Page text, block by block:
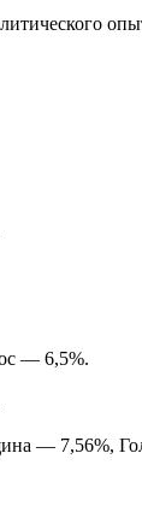
— 6,5%.
— 7,56%,